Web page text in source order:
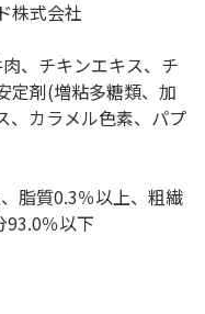
株式会社
、チキンエキス、チ
定剤(増粘多糖類、加
、カラメル色素、パプ
脂質0.3％以上、粗繊
93.0％以下